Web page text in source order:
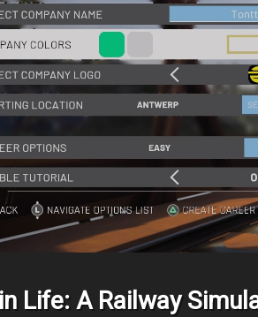
Life: A Railway